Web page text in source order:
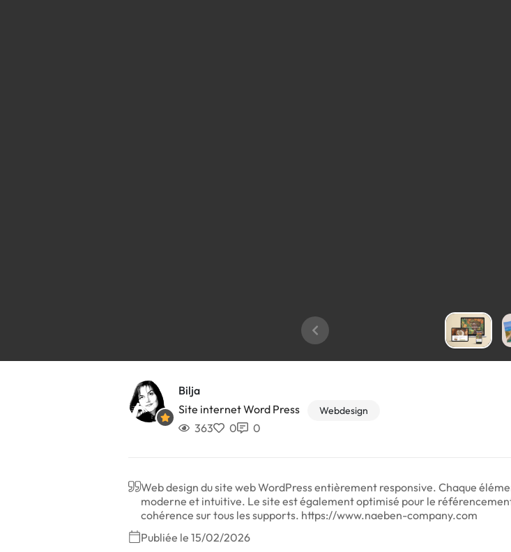
Bilja
Site internet Word Press
Webdesign
363 0 0
Web design du site web WordPress entièrement responsive. Chaque
moderne et intuitive. Le site est également optimisé pour le
cohérence sur tous les supports. https://www.naeben-company.com
Publiée le 15/02/2026